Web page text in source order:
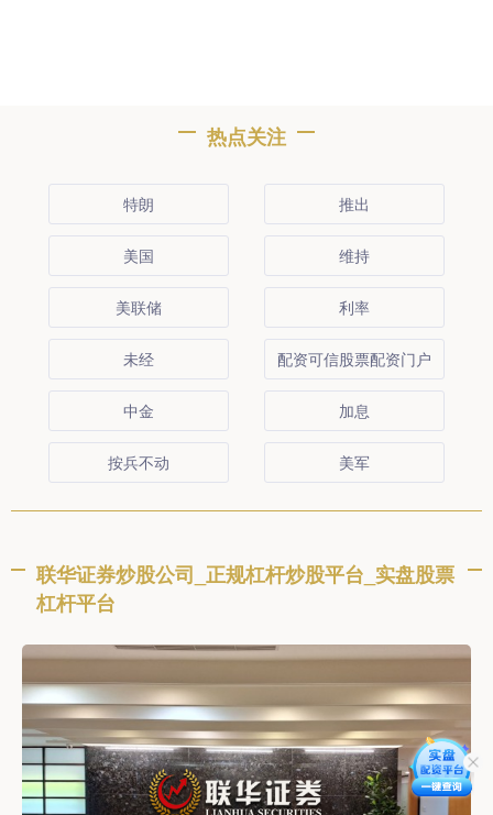
热点关注
特朗 推出
美国 维持
美联储 利率
未经 配资可信股票配资门户
中金 加息
按兵不动 美军
联华证券炒股公司_正规杠杆炒股平台_实盘股票
杠杆平台